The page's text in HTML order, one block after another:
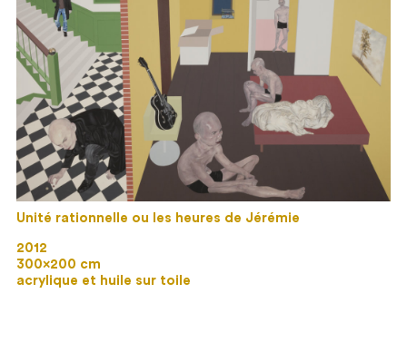
Unité rationnelle ou les heures de Jérémie
2012
300×200 cm
acrylique et huile sur toile